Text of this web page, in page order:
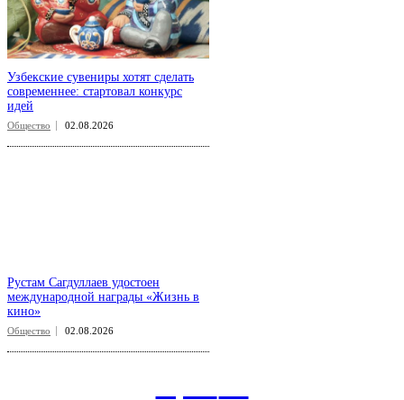
Узбекские сувениры хотят сделать
современнее: стартовал конкурс
идей
Общество 02.08.2026
Рустам Сагдуллаев удостоен
международной награды «Жизнь в
кино»
Общество 02.08.2026